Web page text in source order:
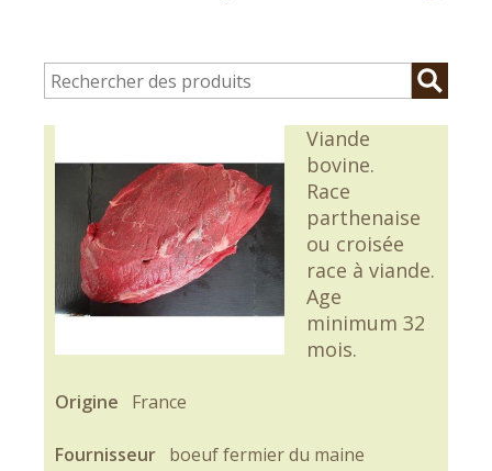
Viande
bovine.
Race
parthenaise
ou croisée
race à viande.
Age
minimum 32
mois.
Origine France
Fournisseur boeuf fermier du maine